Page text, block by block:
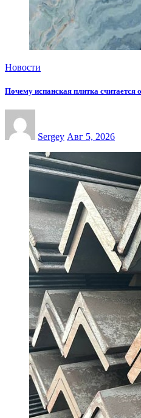
Новости
Почему испанская плитка считается
Sergey Авг 5, 2026